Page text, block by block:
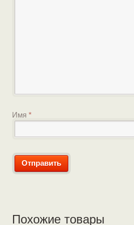
Имя*
Похожие товары